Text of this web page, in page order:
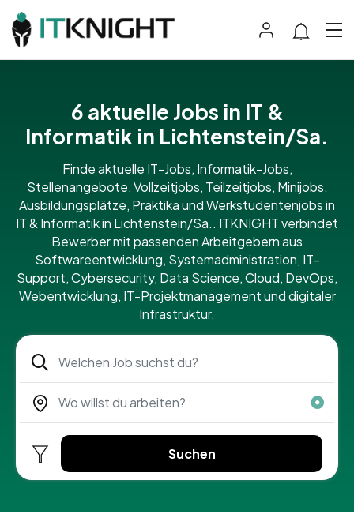
6 aktuelle Jobs in IT &
Informatik in Lichtenstein/Sa.
Finde aktuelle IT-Jobs, Informatik-Jobs,
Stellenangebote, Vollzeitjobs, Teilzeitjobs, Minijobs,
Ausbildungsplätze, Praktika und Werkstudentenjobs in
IT & Informatik in Lichtenstein/Sa.. ITKNIGHT verbindet
Bewerber mit passenden Arbeitgebern aus
Softwareentwicklung, Systemadministration, IT-
Support, Cybersecurity, Data Science, Cloud, DevOps,
Webentwicklung, IT-Projektmanagement und digitaler
Infrastruktur.
Suchen